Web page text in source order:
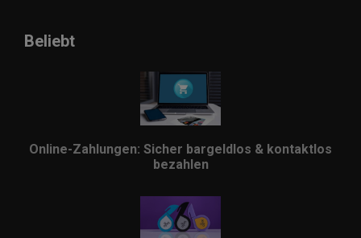
Beliebt
Online-Zahlungen: Sicher bargeldlos & kontaktlos
bezahlen